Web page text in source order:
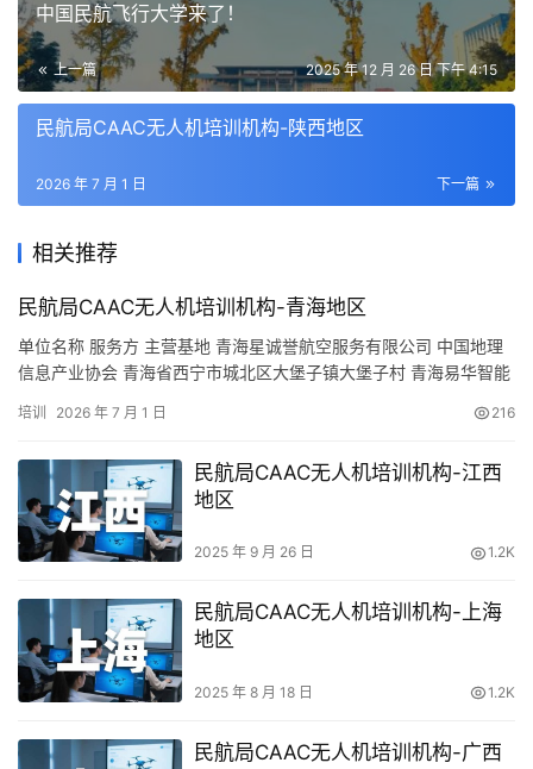
中国民航飞行大学来了！
上一篇 2025 年 12 月 26 日 下午 4:15
民航局CAAC无人机培训机构-陕西地区
下一篇
2026 年 7 月 1 日
相关推荐
民航局CAAC无人机培训机构-青海地区
单位名称 服务方 主营基地 青海星诚誉航空服务有限公司 中国地理
信息产业协会 青海省西宁市城北区大堡子镇大堡子村 青海易华智能
海翼飞航空科技有限公司 中国航空器拥有者及驾驶员协会 南山东路
驶员协会 小峡镇青海电力培训基地 青海智景云航…
培训 2026 年 7 月 1 日 216
民航局CAAC无人机培训机构-江西
地区
2025 年 9 月 26 日 1.2K
民航局CAAC无人机培训机构-上海
地区
2025 年 8 月 18 日 1.2K
民航局CAAC无人机培训机构-广西